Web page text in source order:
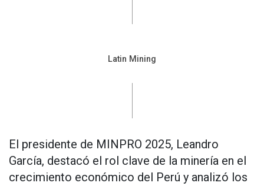
Latin Mining
El presidente de MINPRO 2025, Leandro
García, destacó el rol clave de la minería en el
crecimiento económico del Perú y analizó los